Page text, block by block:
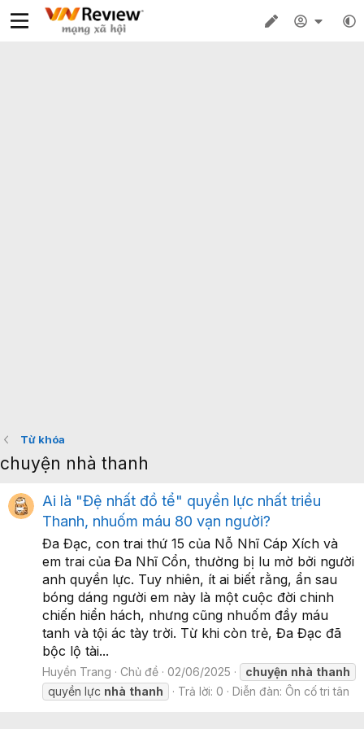
Từ khóa
chuyện nhà thanh
Ai là "Đệ nhất đồ tể" quyền lực nhất triều
Thanh, nhuốm máu 80 vạn người?
Đa Đạc, con trai thứ 15 của Nỗ Nhĩ Cáp Xích và
em trai của Đa Nhĩ Cổn, thường bị lu mờ bởi người
anh quyền lực. Tuy nhiên, ít ai biết rằng, ẩn sau
bóng dáng người em này là một cuộc đời chinh
chiến hiển hách, nhưng cũng nhuốm đầy máu
tanh và tội ác tày trời. Từ khi còn trẻ, Đa Đạc đã
bộc lộ tài...
Huyền Trang Chủ đề 02/06/2025 chuyện nhà thanh
quyền lực nhà thanh Trả lời: 0 Diễn đàn: Ôn cố tri tân